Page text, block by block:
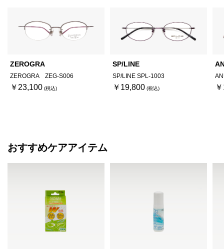
ZEROGRA
ZEROGRA ZEG-S006
￥23,100
SP/LINE
SP/LINE SPL-1003
￥19,800
おすすめケアアイテム